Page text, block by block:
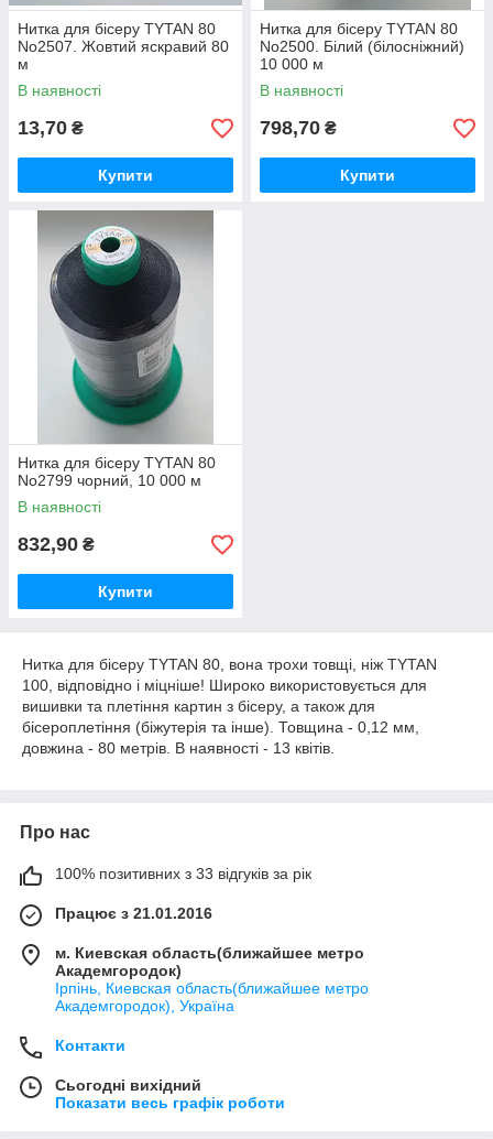
Нитка для бісеру TYTAN 80
No2507. Жовтий яскравий 80
м
В наявності
13,70 ₴
Купити
Нитка для бісеру TYTAN 80
No2500. Білий (білосніжний)
10 000 м
В наявності
798,70 ₴
Купити
Нитка для бісеру TYTAN 80
No2799 чорний, 10 000 м
В наявності
832,90 ₴
Купити
Нитка для бісеру ТYTAN 80, вона трохи товщі, ніж ТYTAN
100, відповідно і міцніше! Широко використовується для
вишивки та плетіння картин з бісеру, а також для
бісероплетіння (біжутерія та інше). Товщина - 0,12 мм,
довжина - 80 метрів. В наявності - 13 квітів.
Про нас
100% позитивних з 33 відгуків за рік
Працює з 21.01.2016
м. Киевская область(ближайшее метро
Академгородок)
Ірпінь, Киевская область(ближайшее метро
Академгородок), Україна
Контакти
Сьогодні вихідний
Показати весь графік роботи